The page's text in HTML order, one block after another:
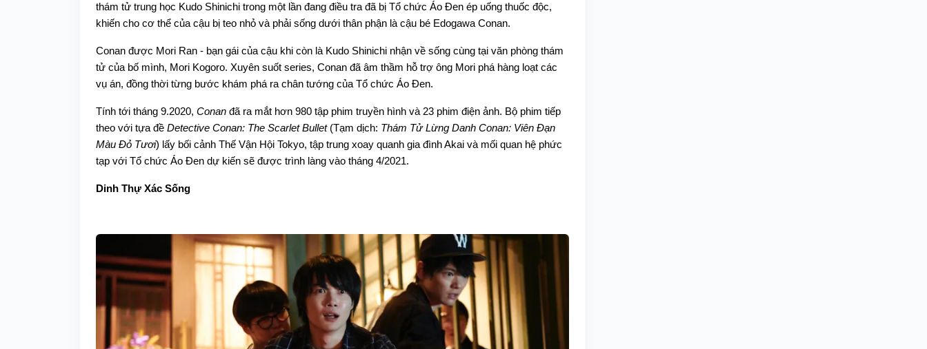
thám tử trung học Kudo Shinichi trong một lần đang điều tra đã bị Tổ chức Áo Đen ép uống thuốc độc,
khiến cho cơ thể của cậu bị teo nhỏ và phải sống dưới thân phận là cậu bé Edogawa Conan.
Conan được Mori Ran - bạn gái của cậu khi còn là Kudo Shinichi nhận về sống cùng tại văn phòng thám
tử của bố mình, Mori Kogoro. Xuyên suốt series, Conan đã âm thầm hỗ trợ ông Mori phá hàng loạt các
vụ án, đồng thời từng bước khám phá ra chân tướng của Tổ chức Áo Đen.
Tính tới tháng 9.2020, Conan đã ra mắt hơn 980 tập phim truyền hình và 23 phim điện ảnh. Bộ phim tiếp
theo với tựa đề Detective Conan: The Scarlet Bullet(Tạm dịch: Thám Tử Lừng Danh Conan: Viên Đạn
Màu Đỏ Tươi) lấy bối cảnh Thế Vận Hội Tokyo, tập trung xoay quanh gia đình Akai và mối quan hệ phức
tạp với Tổ chức Áo Đen dự kiến sẽ được trình làng vào tháng 4/2021.
Dinh Thự Xác Sống